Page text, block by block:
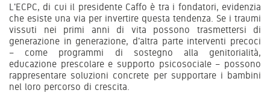
L'ECPC, di cui il presidente Caffo è tra i fondatori, evidenzia
che esiste una via per invertire questa tendenza. Se i traumi
vissuti nei primi anni di vita possono trasmettersi di
generazione in generazione, d'altra parte interventi precoci
– come programmi di sostegno alla genitorialità,
educazione prescolare e supporto psicosociale – possono
rappresentare soluzioni concrete per supportare i bambini
nel loro percorso di crescita.